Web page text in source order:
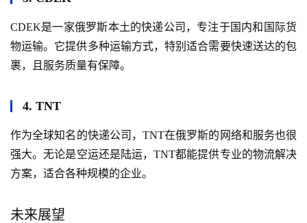
CDEK是一家俄罗斯本土的快递公司，专注于国内和国际货
物运输。它提供多种运输方式，特别适合需要快速送达的包
裹，且服务质量有保障。
4. TNT
作为全球知名的快递公司，TNT在俄罗斯的网络和服务也很
强大。无论是空运还是陆运，TNT都能提供专业的物流解决
方案，适合各种规模的企业。
未来展望